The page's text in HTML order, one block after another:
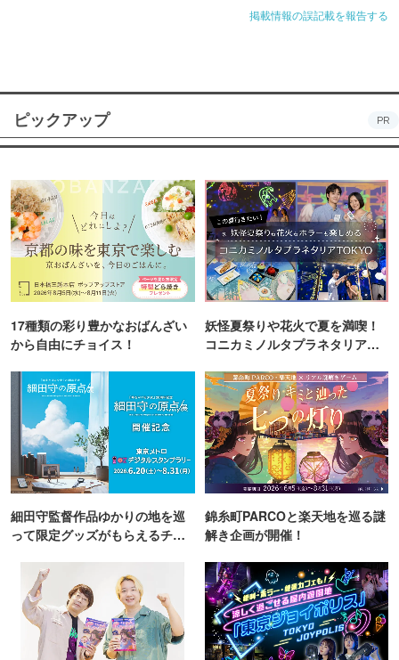
掲載情報の誤記載を報告する
ピックアップ PR
17種類の彩り豊かなおばんざい
から自由にチョイス！
妖怪夏祭りや花火で夏を満喫！
コニカミノルタプラネタリア
細田守監督作品ゆかりの地を巡
って限定グッズがもらえるチャ
錦糸町PARCOと楽天地を巡る謎
解き企画が開催！